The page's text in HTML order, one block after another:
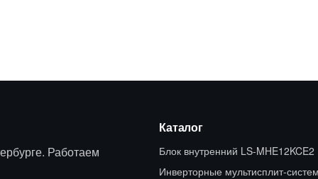
Работаем
Каталог
Блок внутренний LS-MHE12KCE2
Инверторные мультисплит-